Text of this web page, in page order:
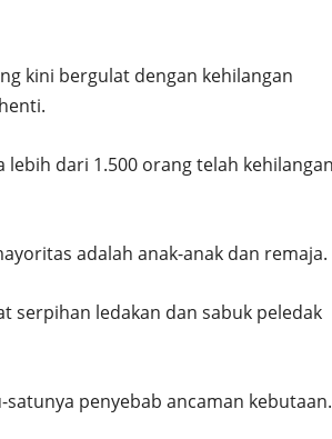
kini bergulat dengan kehilangan
dari 1.500 orang telah kehilangan
adalah anak-anak dan remaja.
serpihan ledakan dan sabuk peledak
penyebab ancaman kebutaan.